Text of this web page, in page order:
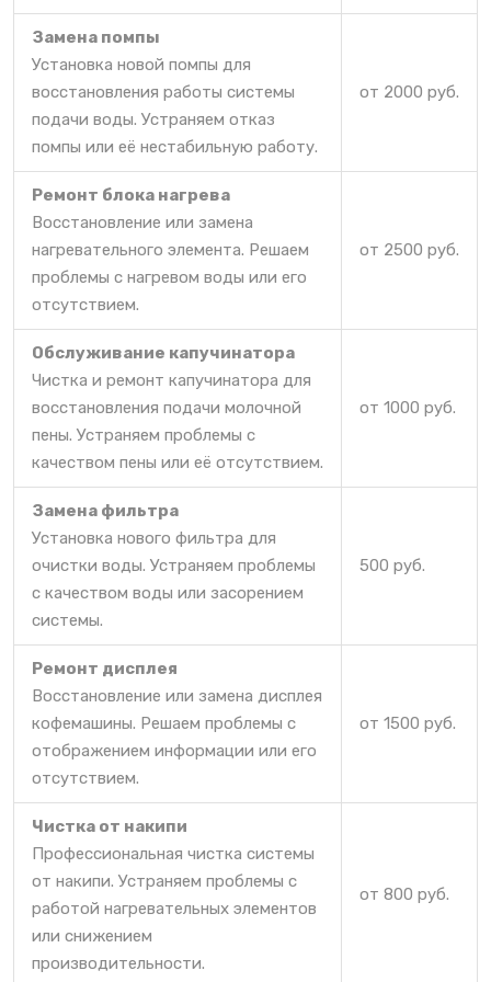
Замена помпы
Установка новой помпы для
восстановления работы системы
подачи воды. Устраняем отказ
помпы или её нестабильную работу.
от 2000 руб.
Ремонт блока нагрева
Восстановление или замена
нагревательного элемента. Решаем
проблемы с нагревом воды или его
отсутствием.
от 2500 руб.
Обслуживание капучинатора
Чистка и ремонт капучинатора для
восстановления подачи молочной
пены. Устраняем проблемы с
качеством пены или её отсутствием.
от 1000 руб.
Замена фильтра
Установка нового фильтра для
очистки воды. Устраняем проблемы
с качеством воды или засорением
системы.
500 руб.
Ремонт дисплея
Восстановление или замена дисплея
кофемашины. Решаем проблемы с
отображением информации или его
отсутствием.
от 1500 руб.
Чистка от накипи
Профессиональная чистка системы
от накипи. Устраняем проблемы с
работой нагревательных элементов
или снижением
производительности.
от 800 руб.